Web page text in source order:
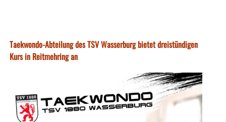
Taekwondo-Abteilung des TSV Wasserburg bietet dreistündigen
Kurs in Reitmehring an